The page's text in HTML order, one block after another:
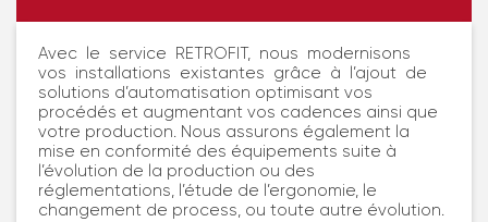
Avec le service RETROFIT, nous modernisons
vos installations existantes grâce à l’ajout de
solutions d’automatisation optimisant vos
procédés et augmentant vos cadences ainsi que
votre production. Nous assurons également la
mise en conformité des équipements suite à
l’évolution de la production ou des
réglementations, l’étude de l’ergonomie, le
changement de process, ou toute autre évolution.